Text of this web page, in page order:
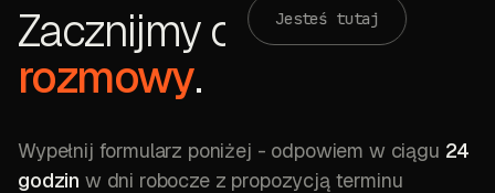
Jesteś tutaj
Zacznijmy od
rozmowy.
Wypełnij formularz poniżej - odpowiem w ciągu 24
godzin w dni robocze z propozycją terminu